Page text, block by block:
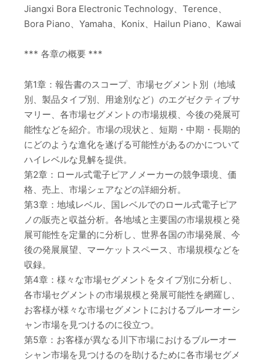
Jiangxi Bora Electronic Technology、Terence、
Bora Piano、Yamaha、Konix、Hailun Piano、Kawai
*** 各章の概要 ***
第1章：報告書のスコープ、市場セグメント別（地域
別、製品タイプ別、用途別など）のエグゼクティブサ
マリー、各市場セグメントの市場規模、今後の発展可
能性などを紹介。市場の現状と、短期・中期・長期的
にどのような進化を遂げる可能性があるのかについて
ハイレベルな見解を提供。
第2章：ロール式電子ピアノメーカーの競争環境、価
格、売上、市場シェアなどの詳細分析。
第3章：地域レベル、国レベルでのロール式電子ピア
ノの販売と収益分析。各地域と主要国の市場規模と発
展可能性を定量的に分析し、世界各国の市場発展、今
後の発展展望、マーケットスペース、市場規模などを
収録。
第4章：様々な市場セグメントをタイプ別に分析し、
各市場セグメントの市場規模と発展可能性を網羅し、
お客様が様々な市場セグメントにおけるブルーオーシ
ャン市場を見つけるのに役立つ。
第5章：お客様が異なる川下市場におけるブルーオー
シャン市場を見つけるのを助けるために各市場セグメ